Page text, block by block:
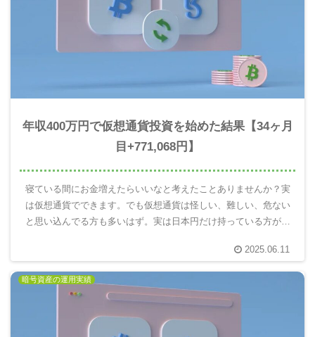
年収400万円で仮想通貨投資を始めた結果【34ヶ月
目+771,068円】
寝ている間にお金増えたらいいなと考えたことありませんか？実
は仮想通貨でできます。でも仮想通貨は怪しい、難しい、危ない
と思い込んでる方も多いはず。実は日本円だけ持っている方がと
来のお金を増える分散投資が重要。実際にやってみてわかったこ
とを報告します。
2025.06.11
暗号資産の運用実績